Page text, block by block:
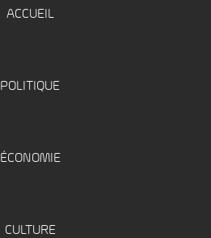
ACCUEIL
POLITIQUE
ÉCONOMIE
CULTURE